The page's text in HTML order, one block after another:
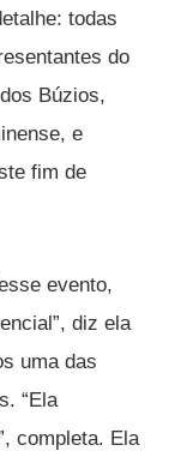
todas
do
Búzios,
e
fim de
evento,
diz ela
uma das
“Ela
completa. Ela